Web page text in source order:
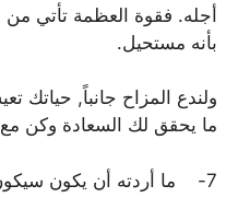
أجله. فقوة العظمة تأتي من
بأنه مستحيل.
ولندع المزاح جانباً, حياتك
ما يحقق لك السعادة وكن
7- ما أردته أن يكون سيكون في نهاية المطاف: